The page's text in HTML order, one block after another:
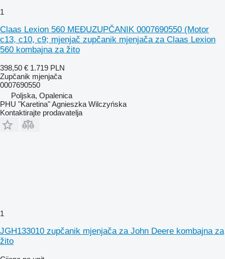
1
Claas Lexion 560 MEĐUZUPČANIK 0007690550 (Motor
c13, c10, c9; mjenjač zupčanik mjenjača za Claas Lexion
560 kombajna za žito
398,50 € 1.719 PLN
Zupčanik mjenjača
0007690550
Poljska, Opalenica
PHU "Karetina" Agnieszka Wilczyńska
Kontaktirajte prodavatelja
1
JGH133010 zupčanik mjenjača za John Deere kombajna za
žito